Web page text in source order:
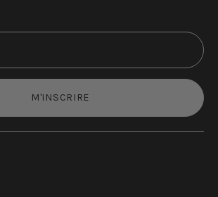
M'INSCRIRE